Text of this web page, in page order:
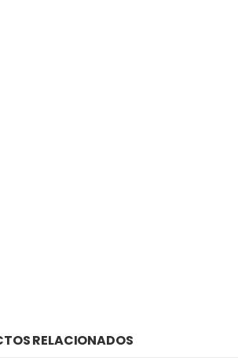
RELACIONADOS